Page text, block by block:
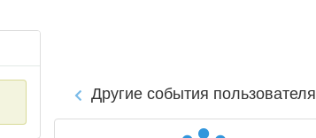
Другие события пользователя